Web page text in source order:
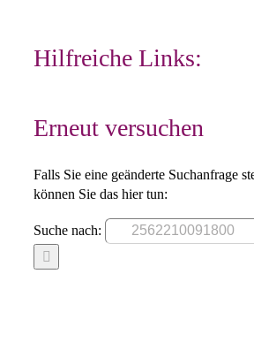
Hilfreiche Links:
Erneut versuchen
Falls Sie eine geänderte Suchanfrage
können Sie das hier tun:
Suche nach: